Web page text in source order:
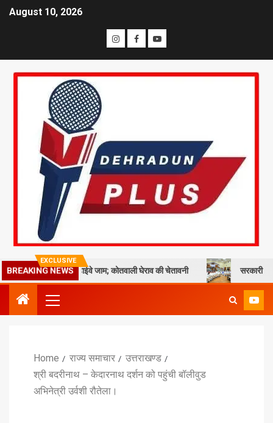
August 10, 2026
EXCLUSIVE
BREAKING NEWS
का प्रदर्शन, हाईवे जाम; कोतवाली घेराव की चेतावनी सरकारी नीतियों में
Home राज्य समाचार
उत्तराखण्ड
श्री बदरीनाथ – केदारनाथ दर्शन को पहुंची बॉलीवुड
अभिनेत्री उर्वशी रौतेला।